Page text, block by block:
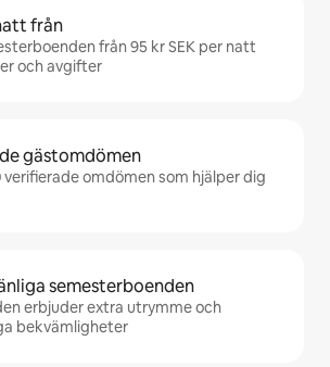
från
från 95 kr SEK per natt
och avgifter
gästomdömen
verifierade omdömen som hjälper dig
semesterboenden
erbjuder extra utrymme och
bekvämligheter